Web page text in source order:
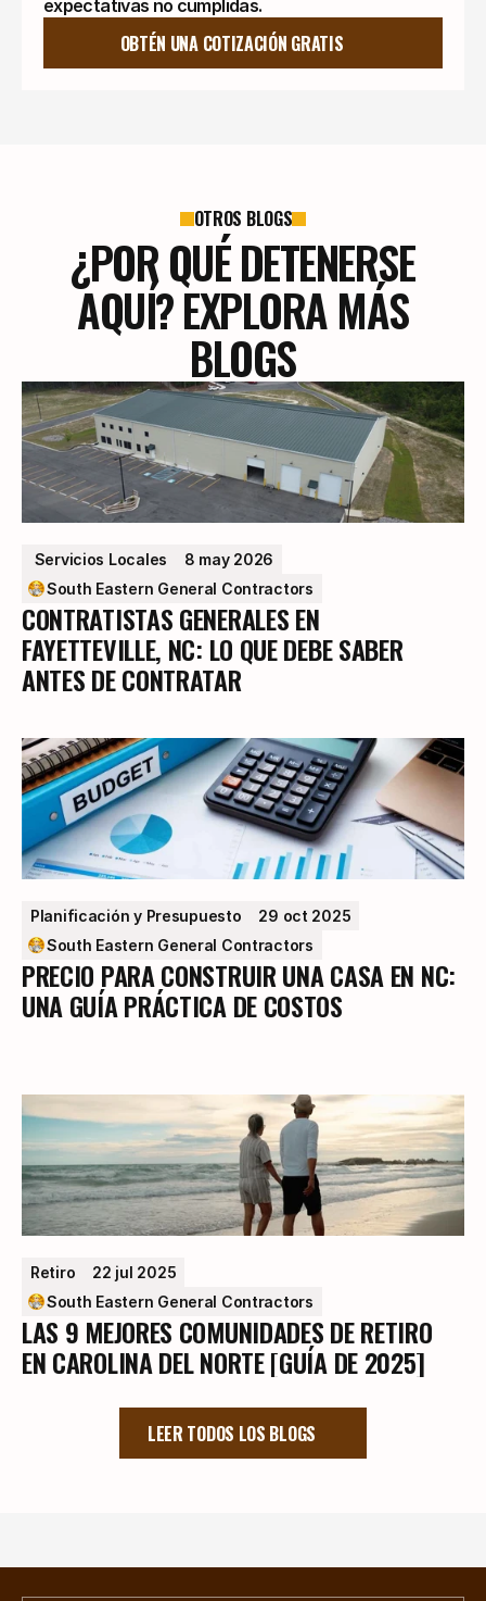
expectativas no cumplidas.
OBTÉN UNA COTIZACIÓN GRATIS
OTROS BLOGS
¿POR QUÉ DETENERSE
AQUÍ? EXPLORA MÁS
BLOGS
Servicios Locales
8 may 2026
South Eastern General Contractors
CONTRATISTAS GENERALES EN
FAYETTEVILLE, NC: LO QUE DEBE SABER
ANTES DE CONTRATAR
Planificación y Presupuesto
29 oct 2025
South Eastern General Contractors
PRECIO PARA CONSTRUIR UNA CASA EN NC:
UNA GUÍA PRÁCTICA DE COSTOS
Retiro
22 jul 2025
South Eastern General Contractors
LAS 9 MEJORES COMUNIDADES DE RETIRO
EN CAROLINA DEL NORTE [GUÍA DE 2025]
LEER TODOS LOS BLOGS